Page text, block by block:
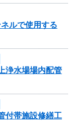
ルで使用する
浄水場場内配管
付帯施設修繕工